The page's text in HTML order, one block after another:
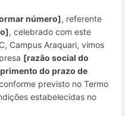
número], referente
, celebrado com este
Campus Araquari, vimos
[razão social do
do prazo de
previsto no Termo
estabelecidas no